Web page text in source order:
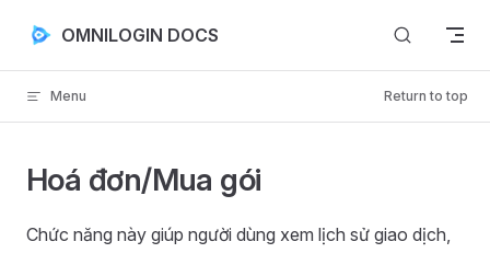
Skip to content
OMNILOGIN DOCS
Menu Return to top
Hoá đơn/Mua gói
Chức năng này giúp người dùng xem lịch sử giao dịch,